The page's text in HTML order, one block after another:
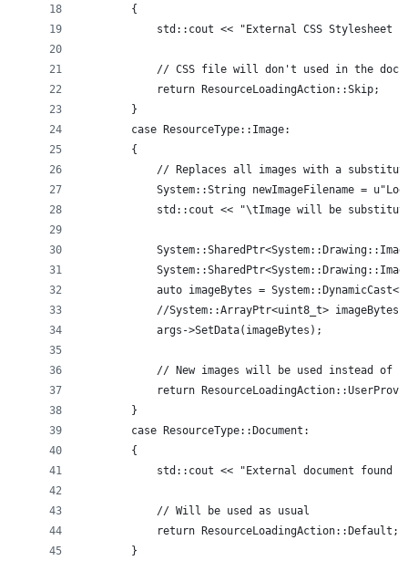
        {
std::cout << "External CSS Stylesheet
// CSS file will don't used in the
            return ResourceLoadingAction::Skip;
        }
        case ResourceType::Image:
        {
// Replaces all images with a
System::String newImageFilename =
std::cout << "\tImage will be
auto imageBytes =
//System::ArrayPtr<uint8_t>
            args->SetData(imageBytes);
// New images will be used instead of
return
        }
        case ResourceType::Document:
        {
std::cout << "External document found
            // Will be used as usual
            return ResourceLoadingAction::Default;
        }